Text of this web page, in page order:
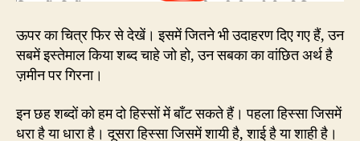
ऊपर का चित्र फिर से देखें। इसमें जितने भी उदाहरण दिए गए हैं, उन
सबमें इस्तेमाल किया शब्द चाहे जो हो, उन सबका का वांछित अर्थ है
ज़मीन पर गिरना।
इन छह शब्दों को हम दो हिस्सों में बाँट सकते हैं। पहला हिस्सा जिसमें
धरा है या धारा है। दूसरा हिस्सा जिसमें शायी है, शाई है या शाही है।